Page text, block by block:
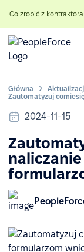
Co zrobić z
Główna
2024-11-15